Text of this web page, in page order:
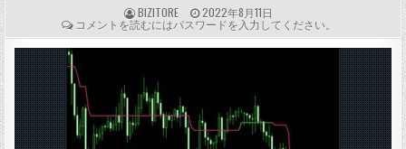
A
U
T
H
BIZITORE P
U
B
L
D
A
T
2022年8月11日
C
O
M
M
E
N
T
:
コメントを読むにはパスワードを入力してください。